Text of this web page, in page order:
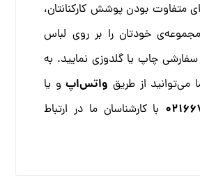
متفاوت بودن پوشش کارکنانتان،
خودتان را بر روی لباس
سفارشی چاپ یا گلدوزی نمایید. به
از طریق واتس‌اپو یا
با کارشناسان ما در ارتباط